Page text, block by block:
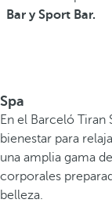
Bar y Sport Bar.
Spa
En el Barceló
bienestar para
una amplia gama de
corporales
belleza.